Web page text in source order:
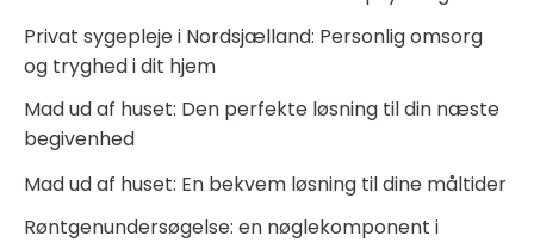
Privat sygepleje i Nordsjælland: Personlig omsorg
og tryghed i dit hjem
Mad ud af huset: Den perfekte løsning til din næste
begivenhed
Mad ud af huset: En bekvem løsning til dine måltider
Røntgenundersøgelse: en nøglekomponent i